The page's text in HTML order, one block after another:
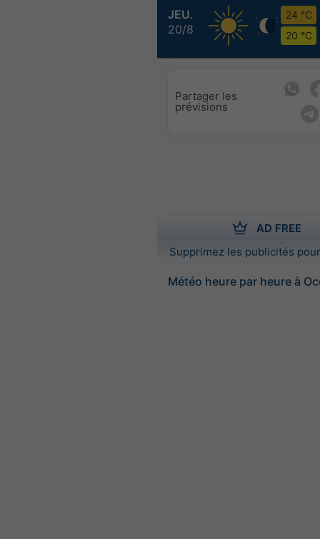
JEU.
20/8
24 °C
20 °C
Partager les
prévisions
AD FREE
Supprimez les publicités
Météo heure par heure à